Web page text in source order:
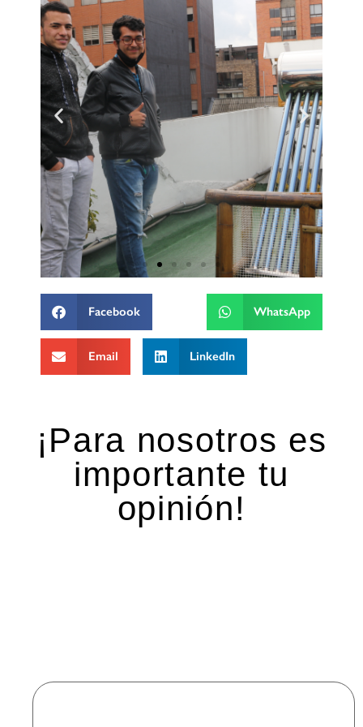
Facebook WhatsApp
Email LinkedIn
¡Para nosotros es
importante tu
opinión!